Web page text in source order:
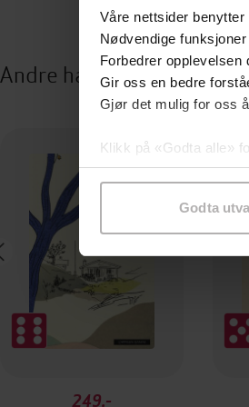
Våre nettsider
Nødvendige
Forbedrer opplevelsen
Gir oss en bedre
Gjør det mulig for oss
Klikk på «Godta alle»
samtykke til
Godta
Andre har også kjøpt
249,-